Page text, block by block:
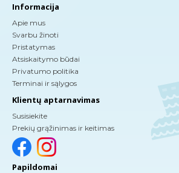
Informacija
Apie mus
Svarbu žinoti
Pristatymas
Atsiskaitymo būdai
Privatumo politika
Terminai ir sąlygos
Klientų aptarnavimas
Susisiekite
Prekių grąžinimas ir keitimas
Papildomai